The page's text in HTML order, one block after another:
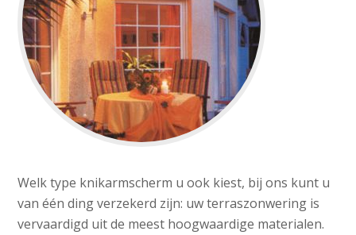
Welk type knikarmscherm u ook kiest, bij ons kunt u
van één ding verzekerd zijn: uw terraszonwering is
vervaardigd uit de meest hoogwaardige materialen.